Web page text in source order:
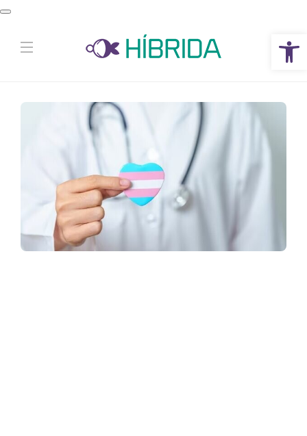
Abrir a barra de ferramentas